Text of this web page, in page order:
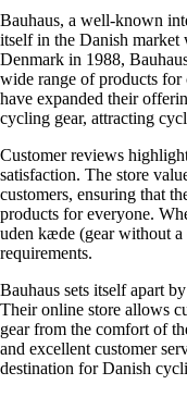
Bauhaus, a well-known
itself in the Danish market
Denmark in 1988,
wide range of products
have expanded their
cycling gear, attracting
Customer reviews
satisfaction. The store
customers, ensuring that
products for everyone.
uden kæde (gear without
requirements.
Bauhaus sets itself apart
Their online store allows
gear from the comfort of
and excellent customer
destination for Danish